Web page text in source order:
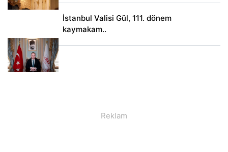
İstanbul Valisi Gül, 111. dönem
kaymakam..